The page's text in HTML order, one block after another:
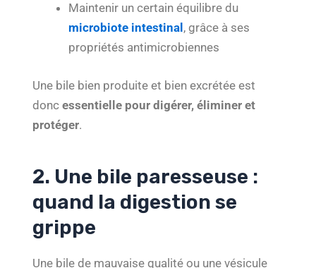
Maintenir un certain équilibre du
microbiote intestinal , grâce à ses
propriétés antimicrobiennes
Une bile bien produite et bien excrétée est
doncessentielle pour digérer, éliminer et
protéger.
2. Une bile paresseuse :
quand la digestion se
grippe
Une bile de mauvaise qualité ou une vésicule